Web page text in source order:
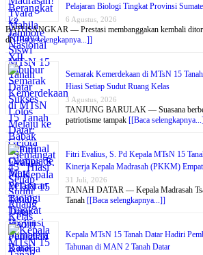
Pelajaran Biologi Tingkat Provinsi
6 Agustus, 2026
BATUSANGKAR — Prestasi membanggakan kembali
di[[Baca selengkapnya...]]
Semarak Kemerdekaan di MTsN 15
Hiasi Setiap Sudut Ruang Kelas
3 Agustus, 2026
TANJUNG BARULAK — Suasana
patriotisme tampak [[Baca
Fitri Evalius, S. Pd Kepala MTsN 15
Kinerja Kepala Madrasah (PKKM) Empat
31 Juli, 2026
TANAH DATAR — Kepala Madrasah
Tanah [[Baca selengkapnya...]]
Kepala MTsN 15 Tanah Datar Hadiri
Tahunan di MAN 2 Tanah Datar